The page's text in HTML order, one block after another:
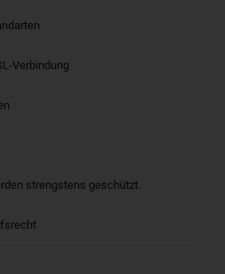
Verbindung
strengstens geschützt.